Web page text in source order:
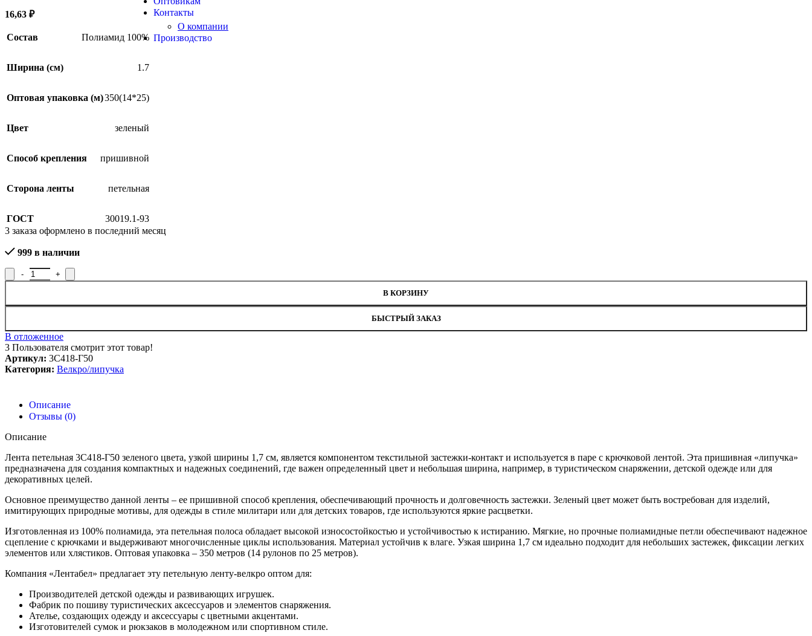
Контакты
О компании
Производство
16,63 ₽
Состав Полиамид 100%
Ширина (см) 1.7
Оптовая упаковка (м)350(14*25)
Цвет зеленый
Способ крепления пришивной
Сторона ленты петельная
ГОСТ
30019.1-93
3 заказа оформлено в последний месяц
999 в наличии
Количество товара Лента петельная 3С418-Г50, ширина 1,7 см
В КОРЗИНУ
БЫСТРЫЙ ЗАКАЗ
В отложенное
3 Пользователя смотрит этот товар!
Артикул: 3С418-Г50
Категория: Велкро/липучка
Описание
Отзывы (0)
Описание
Лента петельная 3С418-Г50 зеленого цвета, узкой ширины 1,7 см, является компонентом текстильной застежки-контакт и используется в паре с крючковой лентой. Эта пришивная «липучка»
предназначена для создания компактных и надежных соединений, где важен определенный цвет и небольшая ширина, например, в туристическом снаряжении, детской одежде или для
декоративных целей.
Основное преимущество данной ленты – ее пришивной способ крепления, обеспечивающий прочность и долговечность застежки. Зеленый цвет может быть востребован для изделий,
имитирующих природные мотивы, для одежды в стиле милитари или для детских товаров, где используются яркие расцветки.
Изготовленная из 100% полиамида, эта петельная полоса обладает высокой износостойкостью и устойчивостью к истиранию. Мягкие, но прочные полиамидные петли обеспечивают надежное
сцепление с крючками и выдерживают многочисленные циклы использования. Материал устойчив к влаге. Узкая ширина 1,7 см идеально подходит для небольших застежек, фиксации легких
элементов или хлястиков. Оптовая упаковка – 350 метров (14 рулонов по 25 метров).
Компания «Лентабел» предлагает эту петельную ленту-велкро оптом для:
Производителей детской одежды и развивающих игрушек.
Фабрик по пошиву туристических аксессуаров и элементов снаряжения.
Ателье, создающих одежду и аксессуары с цветными акцентами.
Изготовителей сумок и рюкзаков в молодежном или спортивном стиле.